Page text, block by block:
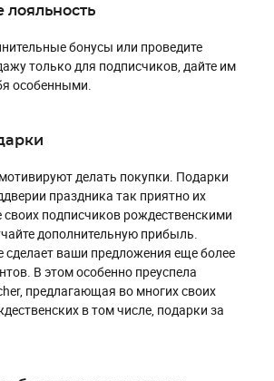
лояльность
бонусы или проведите
только для подписчиков, дайте им
особенными.
делать покупки. Подарки
праздника так приятно их
своих подписчиков рождественскими
дополнительную прибыль.
сделает ваши предложения еще более
В этом особенно преуспела
предлагающая во многих своих
в том числе, подарки за